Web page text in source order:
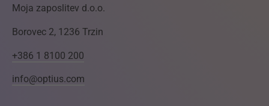
Moja zaposlitev d.o.o.
Borovec 2, 1236 Trzin
+386 1 8100 200
info@optius.com